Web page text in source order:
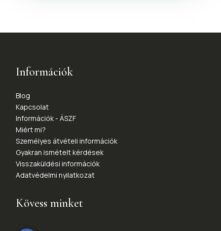
Információk
Blog
Kapcsolat
Információk - ÁSZF
Miért mi?
Személyes átvételi információk
Gyakran ismételt kérdések
Visszaküldési információk
Adatvédelmi nyilatkozat
Kövess minket